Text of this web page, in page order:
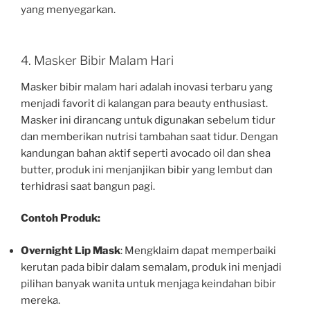
yang menyegarkan.
4. Masker Bibir Malam Hari
Masker bibir malam hari adalah inovasi terbaru yang
menjadi favorit di kalangan para beauty enthusiast.
Masker ini dirancang untuk digunakan sebelum tidur
dan memberikan nutrisi tambahan saat tidur. Dengan
kandungan bahan aktif seperti avocado oil dan shea
butter, produk ini menjanjikan bibir yang lembut dan
terhidrasi saat bangun pagi.
Contoh Produk:
Overnight Lip Mask: Mengklaim dapat memperbaiki
kerutan pada bibir dalam semalam, produk ini menjadi
pilihan banyak wanita untuk menjaga keindahan bibir
mereka.